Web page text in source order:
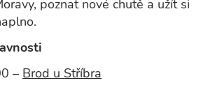
poznat nové chutě a užít si
– Brod u Stříbra